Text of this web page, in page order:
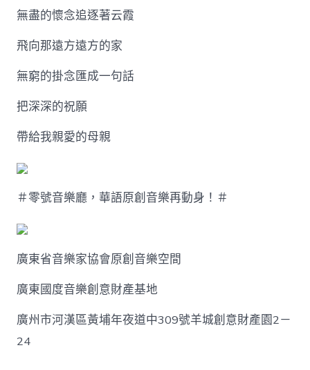
無盡的懷念追逐著云霞
飛向那遠方遠方的家
無窮的掛念匯成一句話
把深深的祝願
帶給我親愛的母親
＃零號音樂廳，華語原創音樂再動身！＃
廣東省音樂家協會原創音樂空間
廣東國度音樂創意財產基地
廣州市河漢區黃埔年夜道中309號羊城創意財產園2－
24